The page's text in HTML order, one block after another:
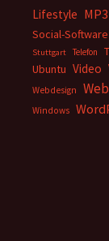
Lifestyle MP3
Social-Software
Stuttgart
Telefon
Ubuntu Video
Webdesign
Windows